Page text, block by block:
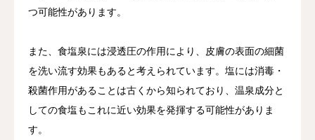
つ可能性があります。
また、食塩泉には浸透圧の作用により、皮膚の表面の細菌
を洗い流す効果もあると考えられています。塩には消毒・
殺菌作用があることは古くから知られており、温泉成分と
しての食塩もこれに近い効果を発揮する可能性がありま
す。